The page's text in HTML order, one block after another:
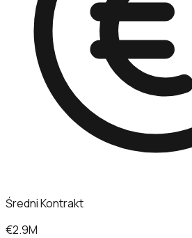
Średni Kontrakt
€2.9M